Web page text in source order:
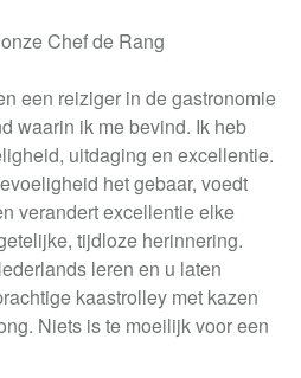
Chef de Rang
een reiziger in de gastronomie
waarin ik me bevind. Ik heb
uitdaging en excellentie.
het gebaar, voedt
verandert excellentie elke
tijdloze herinnering.
leren en u laten
kaastrolley met kazen
Niets is te moeilijk voor een